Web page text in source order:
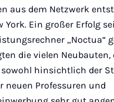
aus dem Netzwerk
York. Ein großer Erfolg
„Noctua“
die vielen Neubauten,
hinsichtlich der
neuen Professuren und